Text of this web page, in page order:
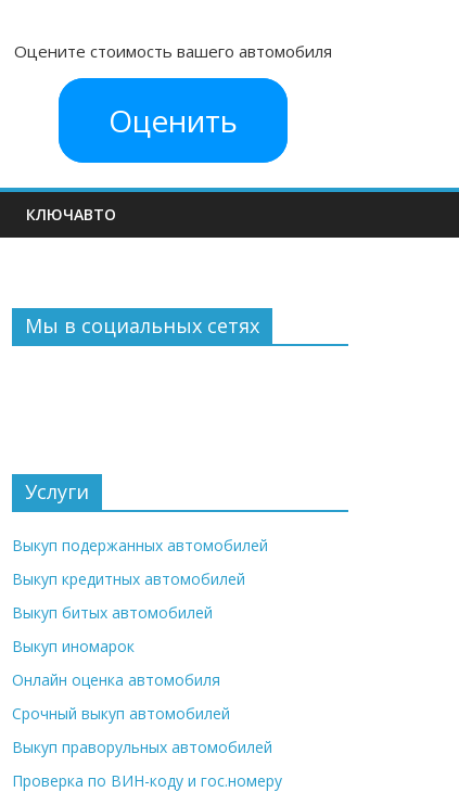
Оцените стоимость вашего автомобиля
Оценить
КЛЮЧАВТО
Мы в социальных сетях
Услуги
Выкуп подержанных автомобилей
Выкуп кредитных автомобилей
Выкуп битых автомобилей
Выкуп иномарок
Онлайн оценка автомобиля
Срочный выкуп автомобилей
Выкуп праворульных автомобилей
Проверка по ВИН-коду и гос.номеру